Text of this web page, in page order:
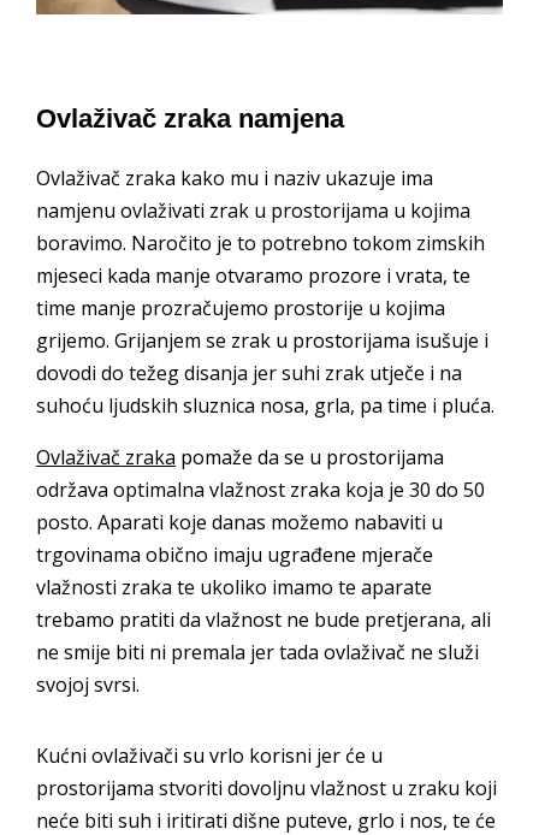
Ovlaživač zraka namjena
Ovlaživač zraka kako mu i naziv ukazuje ima
namjenu ovlaživati zrak u prostorijama u kojima
boravimo. Naročito je to potrebno tokom zimskih
mjeseci kada manje otvaramo prozore i vrata, te
time manje prozračujemo prostorije u kojima
grijemo. Grijanjem se zrak u prostorijama isušuje i
dovodi do težeg disanja jer suhi zrak utječe i na
suhoću ljudskih sluznica nosa, grla, pa time i pluća.
Ovlaživač zraka pomaže da se u prostorijama
održava optimalna vlažnost zraka koja je 30 do 50
posto. Aparati koje danas možemo nabaviti u
trgovinama obično imaju ugrađene mjerače
vlažnosti zraka te ukoliko imamo te aparate
trebamo pratiti da vlažnost ne bude pretjerana, ali
ne smije biti ni premala jer tada ovlaživač ne služi
svojoj svrsi.
Kućni ovlaživači su vrlo korisni jer će u
prostorijama stvoriti dovoljnu vlažnost u zraku koji
neće biti suh i iritirati dišne puteve, grlo i nos, te će